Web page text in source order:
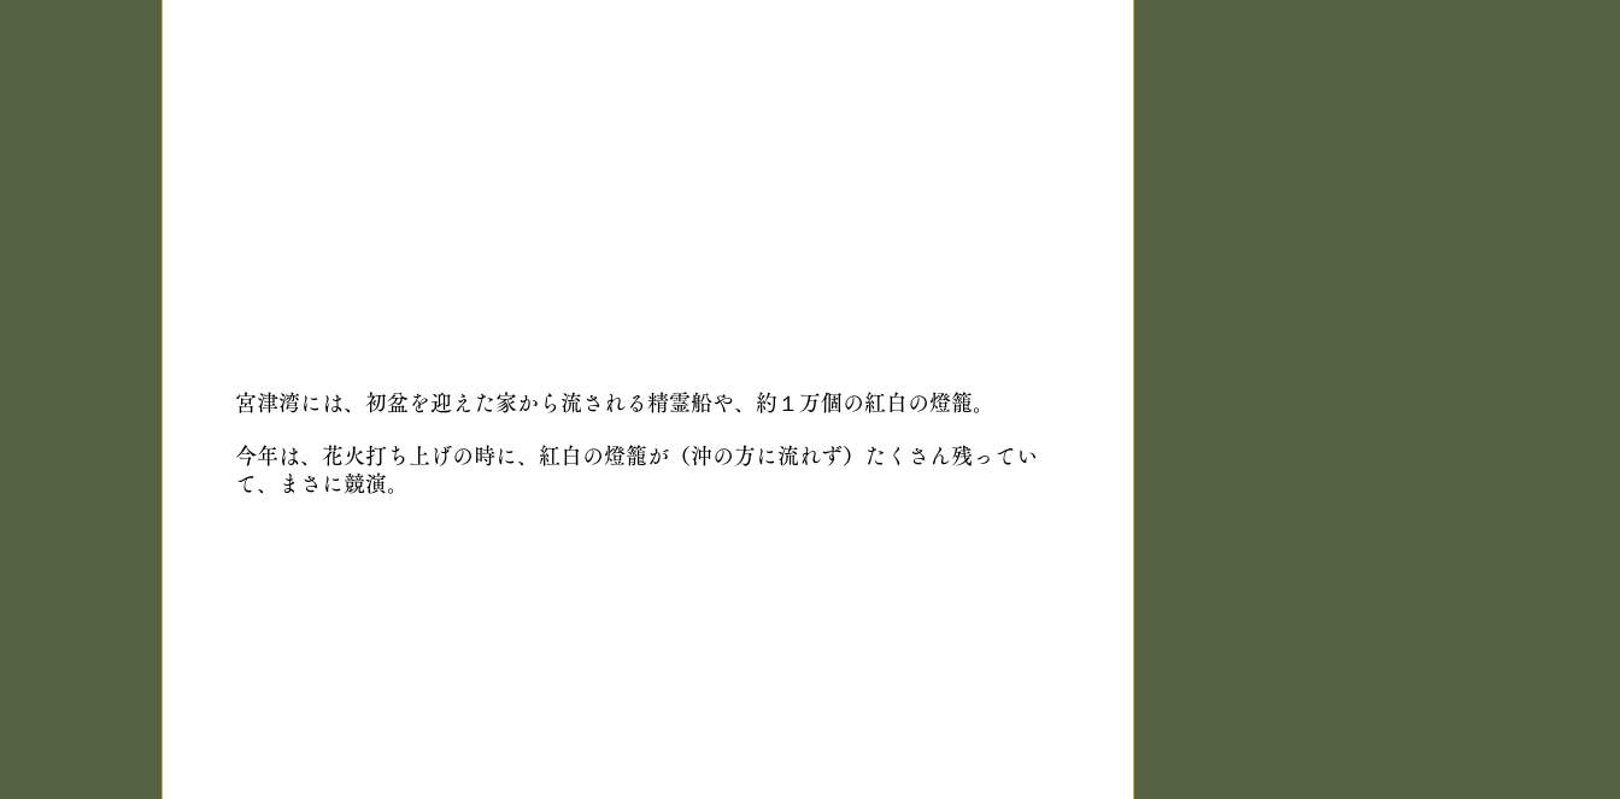
宮津湾には、初盆を迎えた家から流される精霊船や、約１万個の紅白の燈籠。
今年は、花火打ち上げの時に、紅白の燈籠が（沖の方に流れず）たくさん残ってい
て、まさに競演。